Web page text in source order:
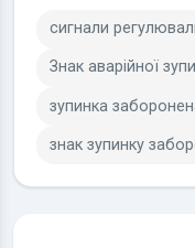
сигнали
Знак аварійної
зупинка
знак зупинку